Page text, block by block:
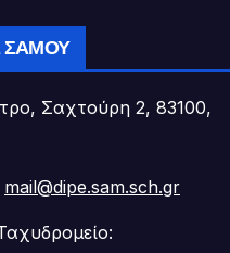
ΣΆΜΟΥ
Σαχτούρη 2, 83100,
mail@dipe.sam.sch.gr